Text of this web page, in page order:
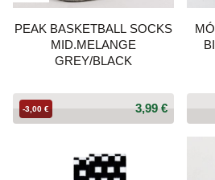
PEAK BASKETBALL SOCKS
MID.MELANGE
GREY/BLACK
3,99 €
-3,00 €